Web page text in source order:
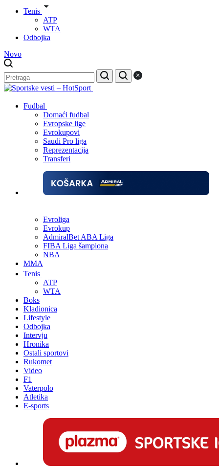
Tenis
ATP
WTA
Odbojka
Novo
Fudbal
Domaći fudbal
Evropske lige
Evrokupovi
Saudi Pro liga
Reprezentacija
Transferi
Evroliga
Evrokup
AdmiralBet ABA Liga
FIBA Liga šampiona
NBA
MMA
Tenis
ATP
WTA
Boks
Kladionica
Lifestyle
Odbojka
Intervju
Hronika
Ostali sportovi
Rukomet
Video
F1
Vaterpolo
Atletika
E-sports